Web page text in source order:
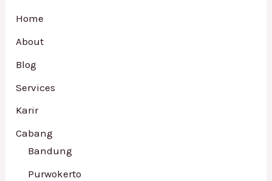
Home
About
Blog
Services
Karir
Cabang
Bandung
Purwokerto